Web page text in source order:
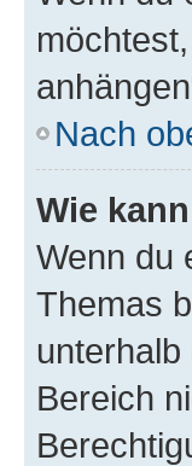
Nach
Wie
Wenn du
Themas
Bereich